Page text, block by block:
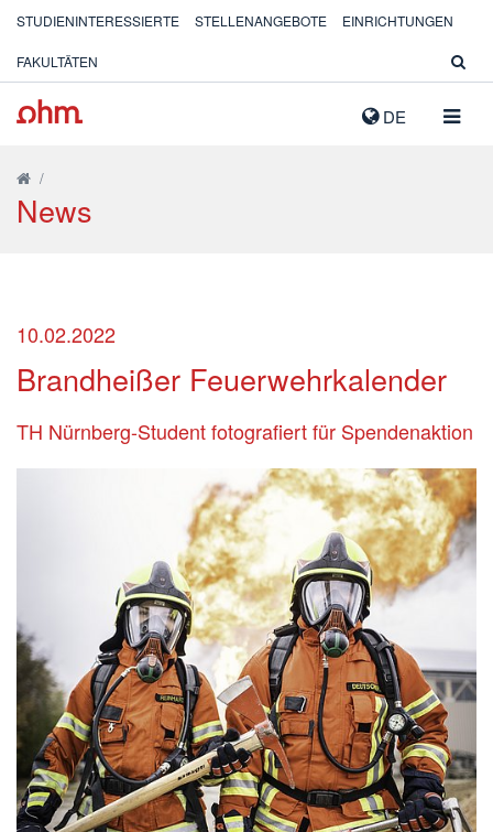
DE
STUDIENINTERESSIERTE STELLENANGEBOTE EINRICHTUNGEN
FAKULTÄTEN
/
News
10.02.2022
Brandheißer Feuerwehrkalender
TH Nürnberg-Student fotografiert für Spendenaktion